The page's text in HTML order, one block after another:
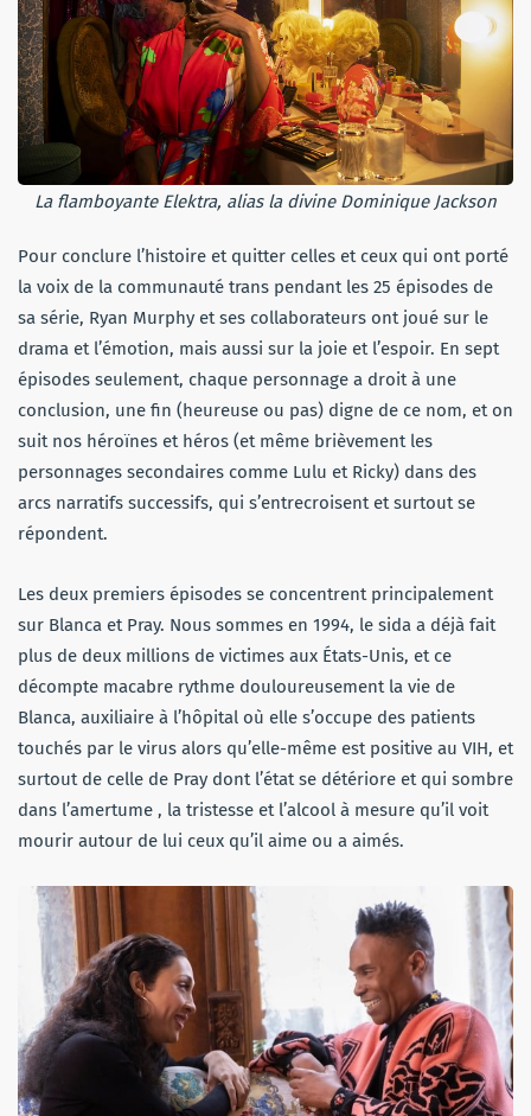
La flamboyante Elektra, alias la divine Dominique Jackson
Pour conclure l’histoire et quitter celles et ceux qui ont porté
la voix de la communauté trans pendant les 25 épisodes de
sa série, Ryan Murphy et ses collaborateurs ont joué sur le
drama et l’émotion, mais aussi sur la joie et l’espoir. En sept
épisodes seulement, chaque personnage a droit à une
conclusion, une fin (heureuse ou pas) digne de ce nom, et on
suit nos héroïnes et héros (et même brièvement les
personnages secondaires comme Lulu et Ricky) dans des
arcs narratifs successifs, qui s’entrecroisent et surtout se
répondent.
Les deux premiers épisodes se concentrent principalement
sur Blanca et Pray. Nous sommes en 1994, le sida a déjà fait
plus de deux millions de victimes aux États-Unis, et ce
décompte macabre rythme douloureusement la vie de
Blanca, auxiliaire à l’hôpital où elle s’occupe des patients
touchés par le virus alors qu’elle-même est positive au VIH, et
surtout de celle de Pray dont l’état se détériore et qui sombre
dans l’amertume , la tristesse et l’alcool à mesure qu’il voit
mourir autour de lui ceux qu’il aime ou a aimés.